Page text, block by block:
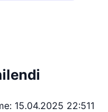
15.04.2025 22:511